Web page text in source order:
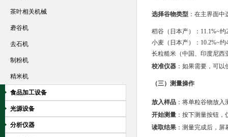
选择谷物类型：在主界面中
稻谷（日本产）：11.1%~约
小麦（日本产）：10.2%~约
长粒糙米（中国、印度尼西
校准仪器：如果需要，可以
（三）测量操作
放入样品：将单粒谷物放入
开始测量：按下测量按钮，
读取结果：测量完成后，屏
茶叶相关机械
砻谷机
去石机
制粉机
精米机
食品加工设备
光源设备
分析仪器